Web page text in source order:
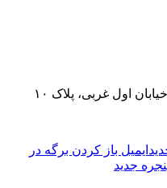
اول غربی، پلاک ۱۰
ایمیل باز کردن برگه در
جدید